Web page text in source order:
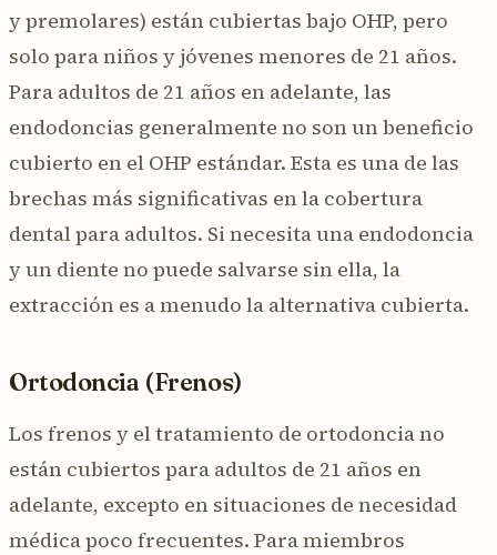
y premolares) están cubiertas bajo OHP, pero
solo para niños y jóvenes menores de 21 años.
Para adultos de 21 años en adelante, las
endodoncias generalmente no son un beneficio
cubierto en el OHP estándar. Esta es una de las
brechas más significativas en la cobertura
dental para adultos. Si necesita una endodoncia
y un diente no puede salvarse sin ella, la
extracción es a menudo la alternativa cubierta.
Ortodoncia (Frenos)
Los frenos y el tratamiento de ortodoncia no
están cubiertos para adultos de 21 años en
adelante, excepto en situaciones de necesidad
médica poco frecuentes. Para miembros